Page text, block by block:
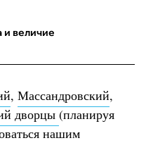
и величие
, Массандровский,
дворцы (планируя
нашим